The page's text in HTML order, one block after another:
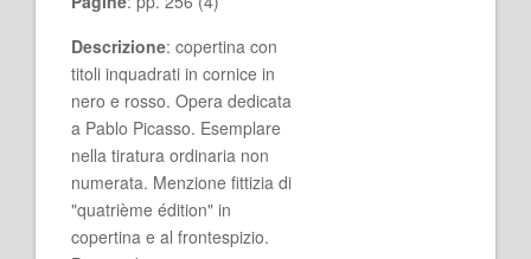
Descrizione: copertina con
titoli inquadrati in cornice in
nero e rosso. Opera dedicata
a Pablo Picasso. Esemplare
nella tiratura ordinaria non
numerata. Menzione fittizia di
"quatrième édition" in
copertina e al frontespizio.